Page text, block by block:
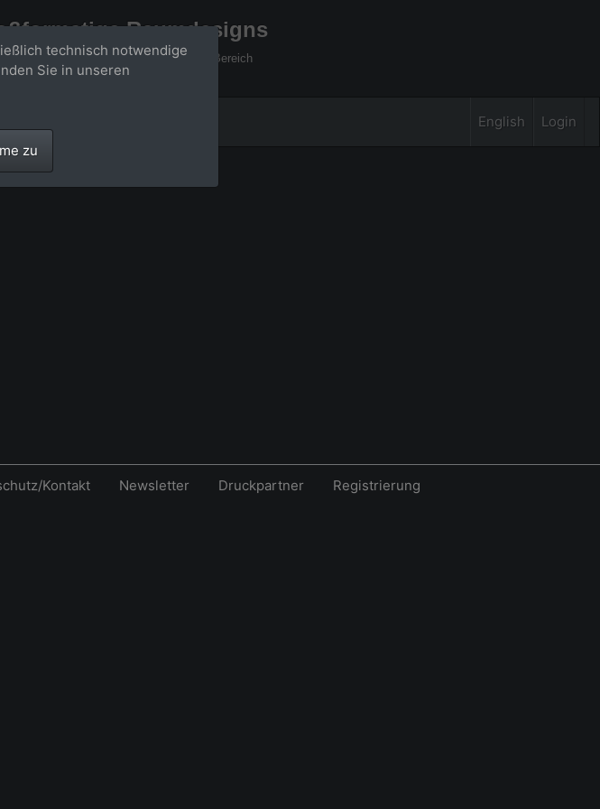
Raumdesigns
große 'largeformat' Fotos im Gigapixel Bereich
English Login
technisch notwendige
Sie in unseren
zu
Kontakt Newsletter Druckpartner Registrierung